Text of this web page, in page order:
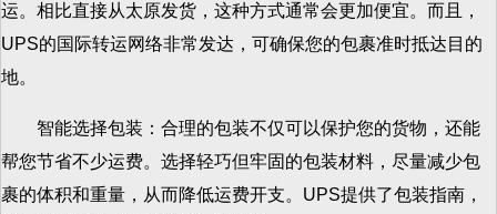
运。相比直接从太原发货，这种方式通常会更加便宜。而且，
UPS的国际转运网络非常发达，可确保您的包裹准时抵达目的
地。
智能选择包装：合理的包装不仅可以保护您的货物，还能
帮您节省不少运费。选择轻巧但牢固的包装材料，尽量减少包
裹的体积和重量，从而降低运费开支。UPS提供了包装指南，